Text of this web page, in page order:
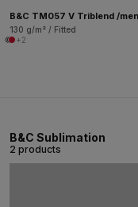
B&C TM057 V Triblend /men
130 g/m² / Fitted
+2
B&C Sublimation
2 products